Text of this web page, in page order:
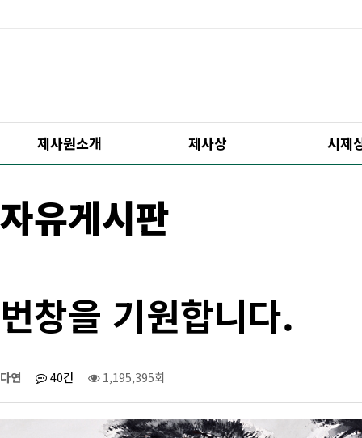
제사원소개 제사상 시제
자유게시판
번창을 기원합니다.
다연 40건 1,195,395회